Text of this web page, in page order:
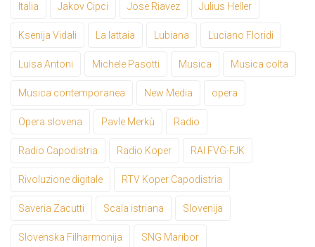
Italia Jakov Cipci Jose Riavez Julius Heller
Ksenija Vidali La lattaia Lubiana Luciano Floridi
Luisa Antoni Michele Pasotti Musica Musica colta
Musica contemporanea New Media opera
Opera slovena Pavle Merkù Radio
Radio Capodistria Radio Koper RAI FVG-FJK
Rivoluzione digitale RTV Koper Capodistria
Saveria Zacutti Scala istriana Slovenija
Slovenska Filharmonija SNG Maribor